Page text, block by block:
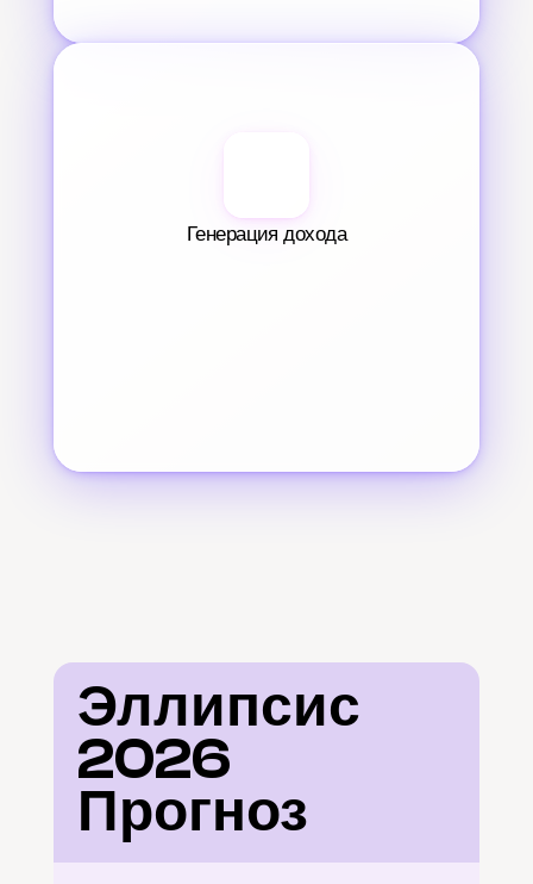
Генерация дохода
Эллипсис
2026
Прогноз